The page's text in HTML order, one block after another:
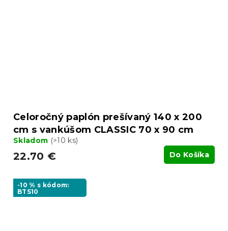
Celoročný paplón prešívaný 140 x 200
cm s vankúšom CLASSIC 70 x 90 cm
Skladom (>10 ks)
22.70 € Do Košíka
-10 % s kódom:
BTS10